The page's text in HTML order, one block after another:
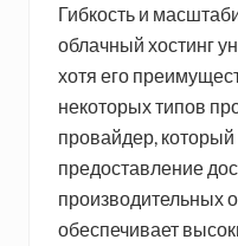
Гибкость и
облачный хостинг
хотя его
некоторых типов
провайдер,
предоставление
производительных
обеспечивает